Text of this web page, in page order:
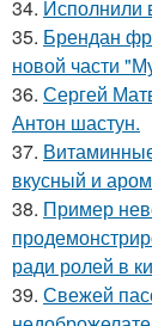
34. Исполнили
35. Брендан
новой части
36. Сергей
Антон шастун.
37.
вкусный и
38. Пример
ради ролей в
39. Свежей